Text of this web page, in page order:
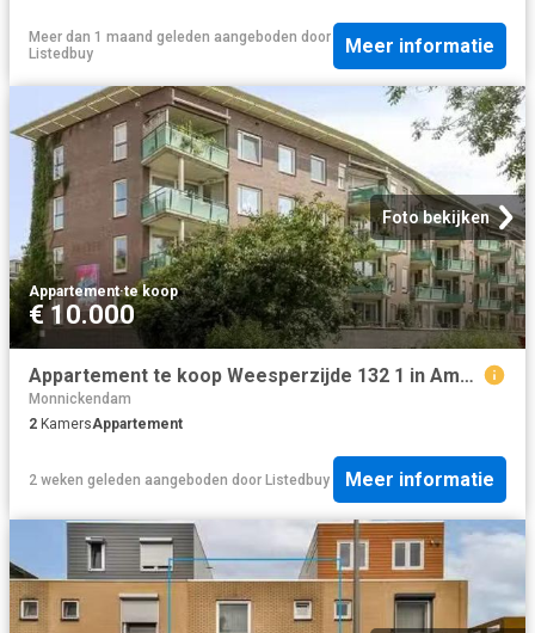
Meer dan 1 maand geleden aangeboden door
Listedbuy
Meer informatie
Foto bekijken
Appartement·te koop
€ 10.000
Appartement te koop Weesperzijde 132 1 in Amsterdam voor € 600.
Monnickendam
2 KamersAppartement
2 weken geleden aangeboden door Listedbuy Meer informatie